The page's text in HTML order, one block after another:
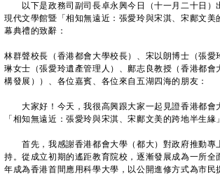
以下是政務司副司長卓永興今日（十一月二十日）
現代文學館暨「相知無遠近：張愛玲與宋淇、宋鄺文美
幕典禮的致辭：
林群聲校長（香港都會大學校長）、宋以朗博士（張愛
琳女士（張愛玲遺產管理人）、鄺志良教授（香港都會
構發展））、各位嘉賓、各位來自五湖四海的朋友：
大家好！今天，我很高興跟大家一起見證香港都會
「相知無遠近：張愛玲與宋淇、宋鄺文美的跨地半生緣
首先，我感謝香港都會大學（都大）對政府推動專
持。從成立初期的遙距教育院校，逐漸發展成為一所全
年成為香港首間應用科學大學，以公開進修方式為市民